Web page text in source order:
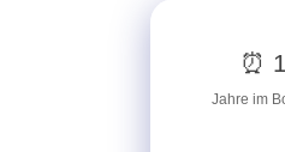
⏰
Jahre im